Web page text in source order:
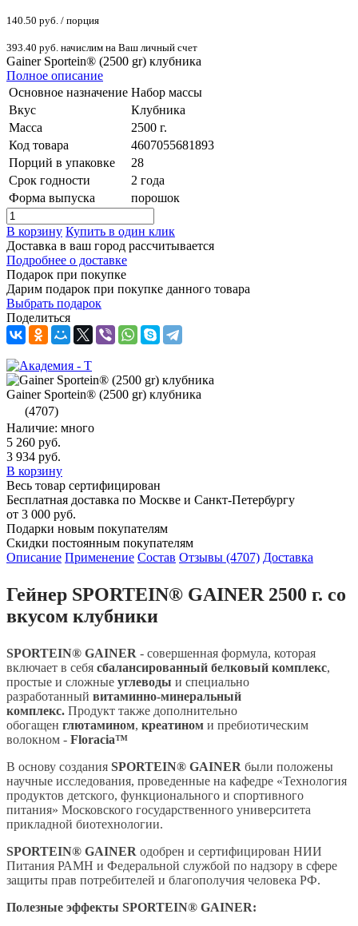
140.50 руб. / порция
393.40 руб. начислим на Ваш личный счет
Gainer Sportein® (2500 gr) клубника
Полное описание
Основное назначение Набор массы
Вкус
Клубника
Масса
2500 г.
Код товара
4607055681893
Порций в упаковке
28
Срок годности
2 года
Форма выпуска
порошок
В корзину Купить в один клик
Доставка в ваш город рассчитывается
Подробнее о доставке
Подарок при покупке
Дарим подарок при покупке данного товара
Выбрать подарок
Поделиться
Gainer Sportein® (2500 gr) клубника
(4707)
Наличие: много
5 260 руб.
3 934 руб.
В корзину
Весь товар сертифицирован
Бесплатная доставка по Москве и Санкт-Петербургу
от 3 000 руб.
Подарки новым покупателям
Скидки постоянным покупателям
Описание Применение Состав Отзывы (4707) Доставка
Гейнер SPORTEIN® GAINER 2500 г. со
вкусом клубники
SPORTEIN® GAINER - совершенная формула, которая
включает в себя сбалансированный белковый комплекс,
простые и сложные углеводы и специально
разработанный витаминно-минеральный
комплекс. Продукт также дополнительно
обогащен глютамином, креатином и пребиотическим
волокном - Floracia™
В основу создания SPORTEIN® GAINER были положены
научные исследования, проведенные на кафедре «Технология
продуктов детского, функционального и спортивного
питания» Московского государственного университета
прикладной биотехнологии.
SPORTEIN® GAINER одобрен и сертифицирован НИИ
Питания РАМН и Федеральной службой по надзору в сфере
защиты прав потребителей и благополучия человека РФ.
Полезные эффекты SPORTEIN® GAINER: